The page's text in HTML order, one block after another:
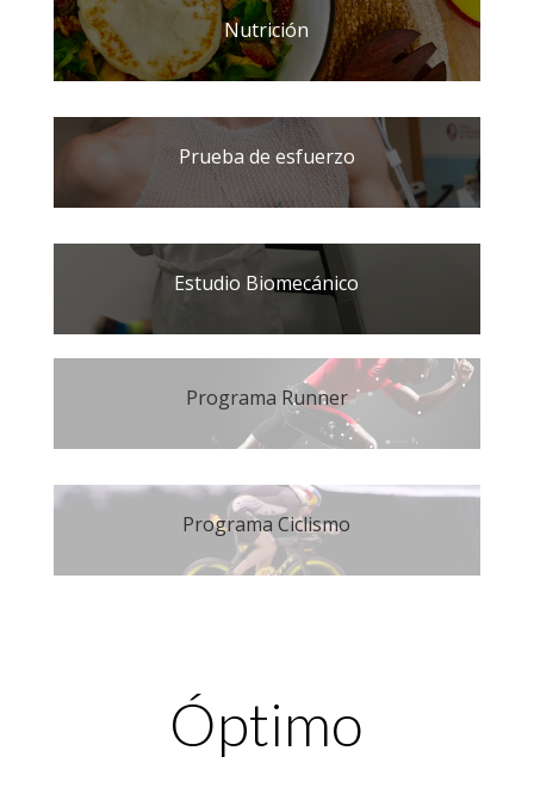
Nutrición
Prueba de esfuerzo
Estudio Biomecánico
Programa Runner
Programa Ciclismo
Óptimo